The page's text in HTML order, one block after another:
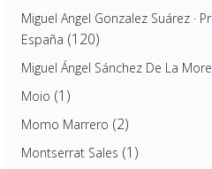
Miguel Angel Gonzalez Suárez ·
España (120)
Miguel Ángel Sánchez De La
Moio (1)
Momo Marrero (2)
Montserrat Sales (1)